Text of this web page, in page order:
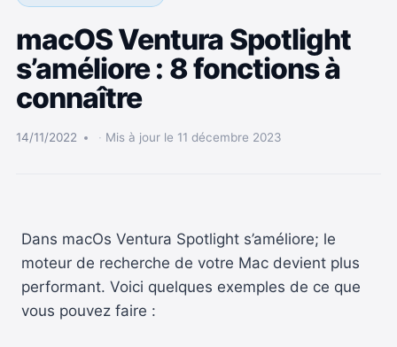
macOS Ventura Spotlight
s’améliore : 8 fonctions à
connaître
14/11/2022 Mis à jour le 11 décembre 2023
Dans macOs Ventura Spotlight s’améliore; le
moteur de recherche de votre Mac devient plus
performant. Voici quelques exemples de ce que
vous pouvez faire :